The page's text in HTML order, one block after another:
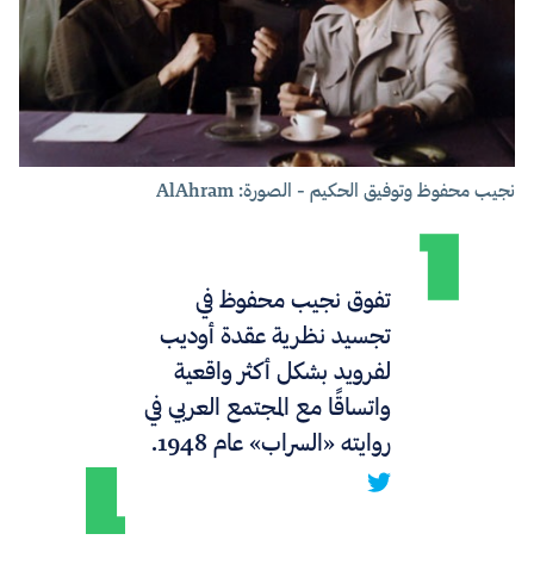
نجيب محفوظ وتوفيق الحكيم - الصورة: AlAhram
تفوق نجيب محفوظ في
تجسيد نظرية عقدة أوديب
لفرويد بشكل أكثر واقعية
واتساقًا مع المجتمع العربي في
روايته «السراب» عام 1948.